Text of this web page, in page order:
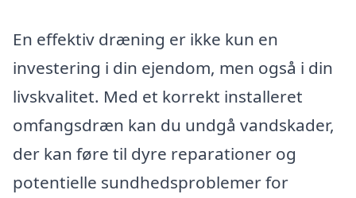
En effektiv dræning er ikke kun en
investering i din ejendom, men også i din
livskvalitet. Med et korrekt installeret
omfangsdræn kan du undgå vandskader,
der kan føre til dyre reparationer og
potentielle sundhedsproblemer for